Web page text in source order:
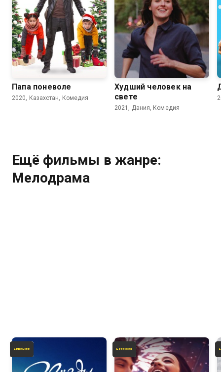
5.7
Папа поневоле
2020, Казахстан, Комедия
7.0 7.7
Худший человек на
свете
2021, Дания, Комедия
Ещё фильмы в жанре:
Мелодрама